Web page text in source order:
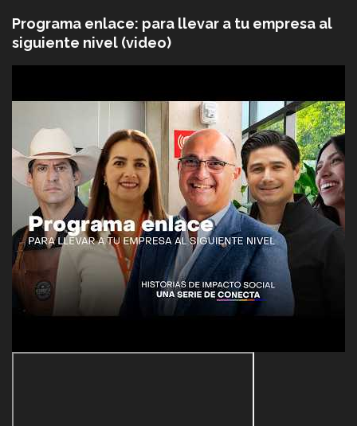
Programa enlace: para llevar a tu empresa al
siguiente nivel (video)